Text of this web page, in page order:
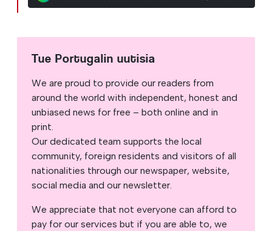
Tue Portugalin uutisia
We are proud to provide our readers from
around the world with independent, honest and
unbiased news for free – both online and in
print.
Our dedicated team supports the local
community, foreign residents and visitors of all
nationalities through our newspaper, website,
social media and our newsletter.
We appreciate that not everyone can afford to
pay for our services but if you are able to, we